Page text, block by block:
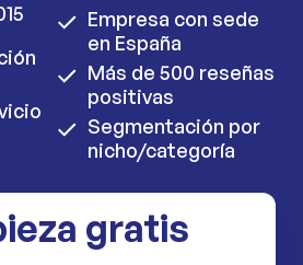
Empresa con sede
en España
Más de 500 reseñas
positivas
Segmentación por
nicho/categoría
gratis